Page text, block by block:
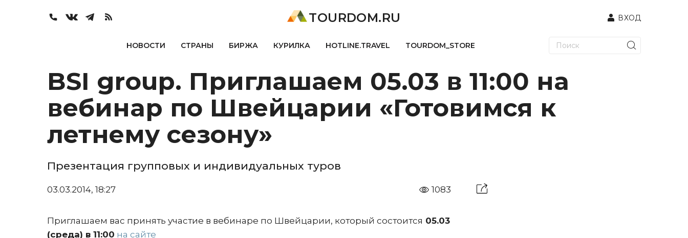
TOURDOM.RU ВХОД
НОВОСТИ СТРАНЫ БИРЖА КУРИЛКА HOTLINE.TRAVEL TOURDOM_STORE
BSI group. Приглашаем 05.03 в 11:00 на
вебинар по Швейцарии «Готовимся к
летнему сезону»
Презентация групповых и индивидуальных туров
03.03.2014, 18:27 1083
Приглашаем вас принять участие в вебинаре по Швейцарии, который состоится 05.03
(среда) в 11:00 на сайте